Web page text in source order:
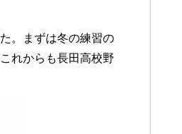
。まずは冬の練習の
れからも長田高校野